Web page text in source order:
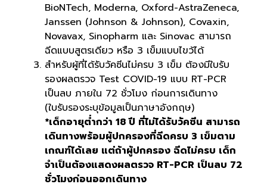
BioNTech, Moderna, Oxford-AstraZeneca,
Janssen (Johnson & Johnson), Covaxin,
Novavax, Sinopharm และ Sinovac สามารถ
ฉีดแบบสูตรเดียว หรือ 3 เข็มแบบไขว้ได้
สำหรับผู้ที่ได้รับวัคซีนไม่ครบ 3 เข็ม ต้องมีใบรับ
รองผลตรวจ Test COVID-19 แบบ RT-PCR
เป็นลบ ภายใน 72 ชั่วโมง ก่อนการเดินทาง
(ใบรับรองระบุข้อมูลเป็นภาษาอังกฤษ)
*เด็กอายุต่ำกว่า 18 ปี ที่ไม่ได้รับวัคซีน สามารถ
เดินทางพร้อมผู้ปกครองที่ฉีดครบ 3 เข็มตาม
เกณฑ์ได้เลย แต่ถ้าผู้ปกครอง ฉีดไม่ครบ เด็ก
จำเป็นต้องแสดงผลตรวจ RT-PCR เป็นลบ 72
ชั่วโมงก่อนออกเดินทาง